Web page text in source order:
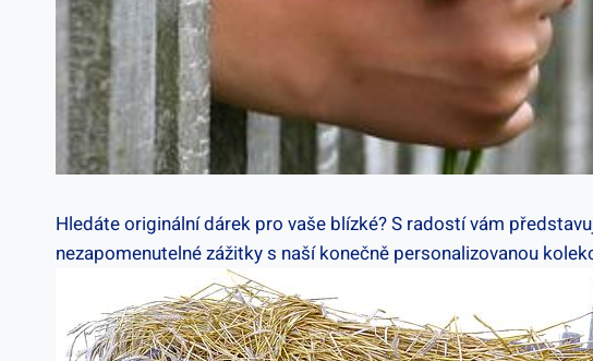
Hledáte originální dárek pro vaše⁤ blízké? S radostí⁣ vám
nezapomenutelné zážitky s naší konečně personalizovanou